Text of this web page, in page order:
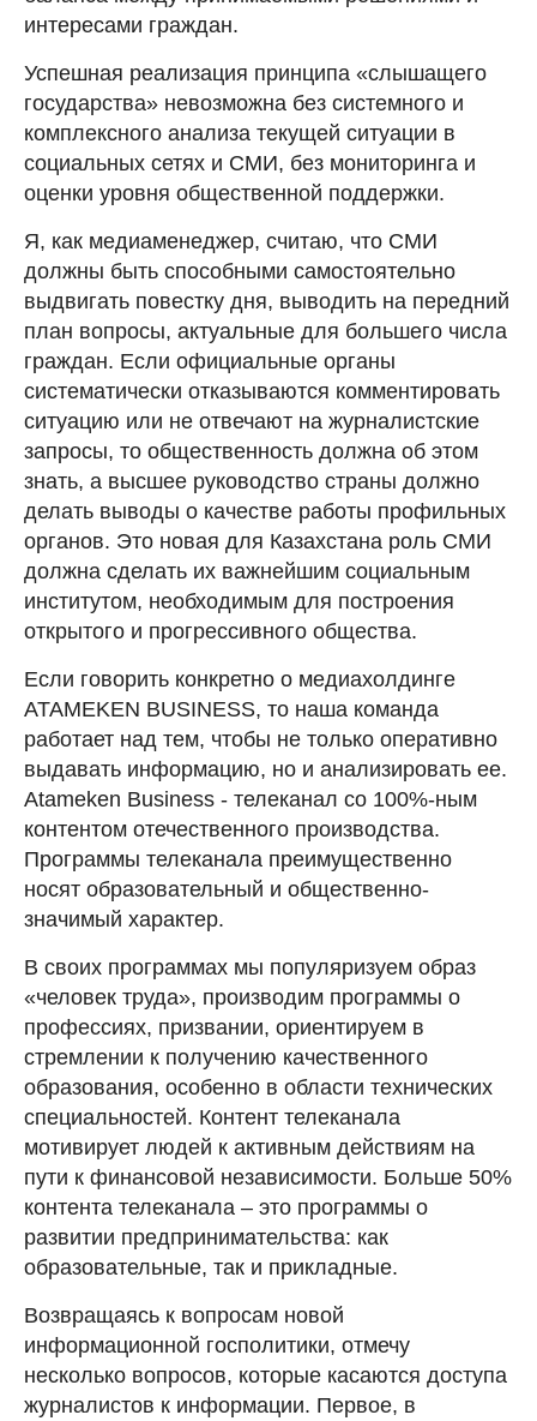
интересами граждан.
Успешная реализация принципа «слышащего
государства» невозможна без системного и
комплексного анализа текущей ситуации в
социальных сетях и СМИ, без мониторинга и
оценки уровня общественной поддержки.
Я, как медиаменеджер, считаю, что СМИ
должны быть способными самостоятельно
выдвигать повестку дня, выводить на передний
план вопросы, актуальные для большего числа
граждан. Если официальные органы
систематически отказываются комментировать
ситуацию или не отвечают на журналистские
запросы, то общественность должна об этом
знать, а высшее руководство страны должно
делать выводы о качестве работы профильных
органов. Это новая для Казахстана роль СМИ
должна сделать их важнейшим социальным
институтом, необходимым для построения
открытого и прогрессивного общества.
Если говорить конкретно о медиахолдинге
ATAMEKEN BUSINESS, то наша команда
работает над тем, чтобы не только оперативно
выдавать информацию, но и анализировать ее.
Atameken Business - телеканал со 100%-ным
контентом отечественного производства.
Программы телеканала преимущественно
носят образовательный и общественно-
значимый характер.
В своих программах мы популяризуем образ
«человек труда», производим программы о
профессиях, призвании, ориентируем в
стремлении к получению качественного
образования, особенно в области технических
специальностей. Контент телеканала
мотивирует людей к активным действиям на
пути к финансовой независимости. Больше 50%
контента телеканала – это программы о
развитии предпринимательства: как
образовательные, так и прикладные.
Возвращаясь к вопросам новой
информационной госполитики, отмечу
несколько вопросов, которые касаются доступа
журналистов к информации. Первое, в